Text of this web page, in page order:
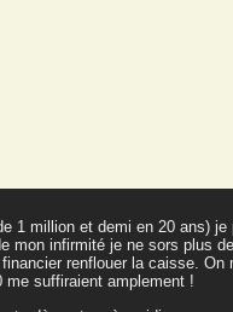
1 million et demi en 20 ans) je
mon infirmité je ne sors plus
renflouer la caisse. On
me suffiraient amplement !